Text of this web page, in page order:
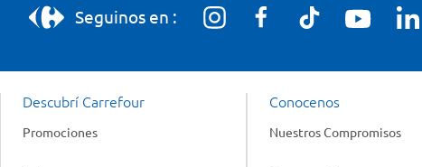
Seguinos en :
Descubrí Carrefour
Promociones
Conocenos
Nuestros Compromisos